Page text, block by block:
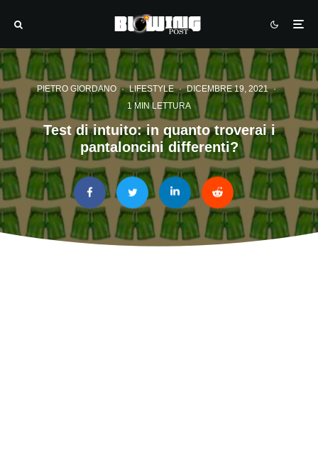
PIETRO GIORDANO · LIFESTYLE · DICEMBRE 19, 2021 ·
1 MIN LETTURA
Test di intuito: in quanto troverai i
pantaloncini differenti?